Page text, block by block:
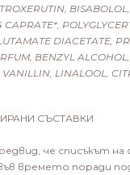
CAPRATE*,
DIACETATE,
BENZYL
LINALOOL,
СЪСТАВКИ
че списъкът
времето поради